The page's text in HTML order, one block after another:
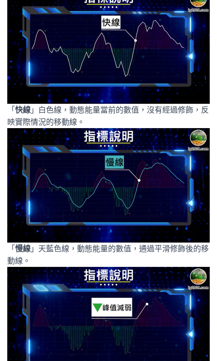
「 快線 」白色線，動態能量當前的數值，沒有經過修飾，反
映實際情況的移動線。
「 慢線 」天藍色線，動態能量的數值，通過平滑修飾後的移
動線。